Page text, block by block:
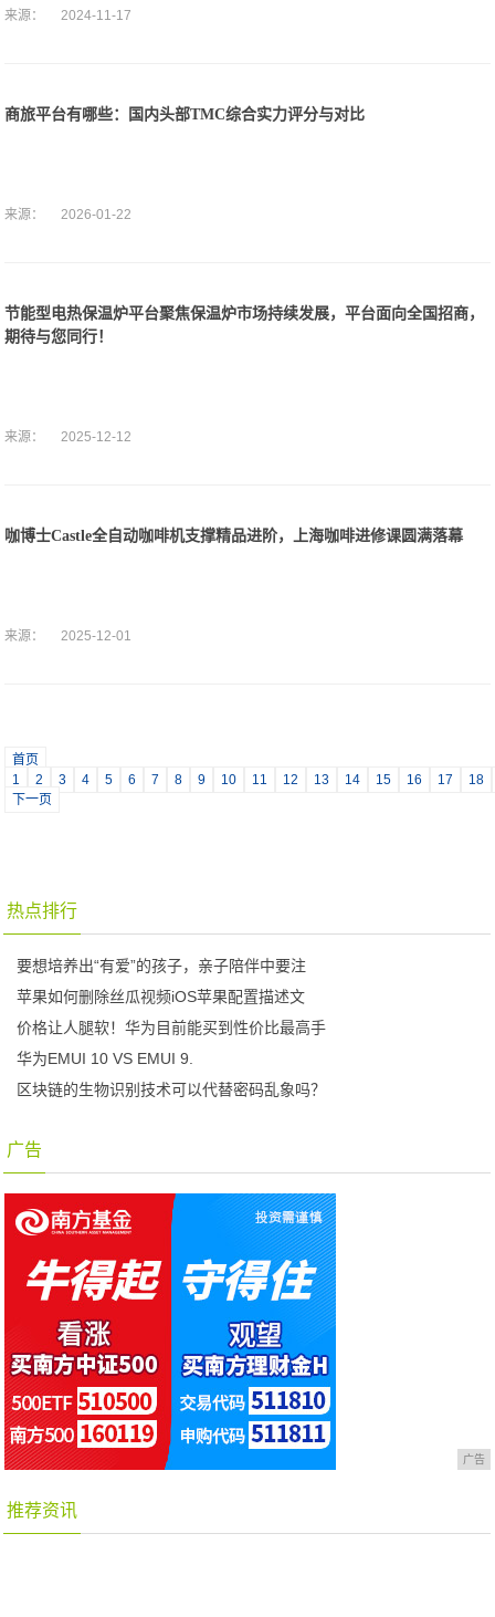
来源： 2024-11-17
商旅平台有哪些：国内头部TMC综合实力评分与对比
来源： 2026-01-22
节能型电热保温炉平台聚焦保温炉市场持续发展，平台面向全国招商，
期待与您同行！
来源： 2025-12-12
咖博士Castle全自动咖啡机支撑精品进阶，上海咖啡进修课圆满落幕
来源： 2025-12-01
首页
1
2 3 4 5 6 7 8 9 10 11 12 13 14 15 16 17
18
下一页
热点排行
要想培养出“有爱”的孩子，亲子陪伴中要注
苹果如何删除丝瓜视频iOS苹果配置描述文
价格让人腿软！华为目前能买到性价比最高手
华为EMUI 10 VS EMUI 9.
区块链的生物识别技术可以代替密码乱象吗？
广告
广告
推荐资讯